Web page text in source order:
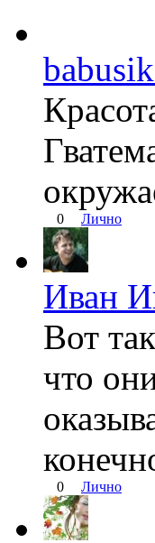
0 Лично
Иван
Вот
что
0 Лично